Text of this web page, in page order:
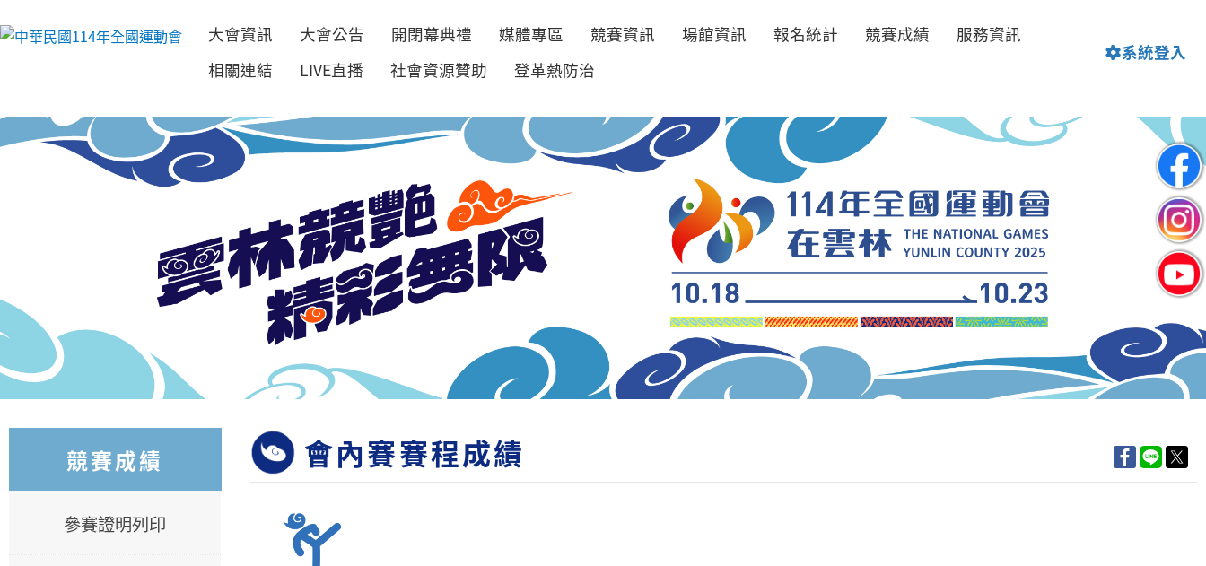
跳到主要內容
大會資訊 大會公告 開閉幕典禮 媒體專區 競賽資訊 場館資訊 報名統計 競賽成績
服務資訊
相關連結
LIVE直播 社會資源贊助 登革熱防治
系統登入
競賽成績
參賽證明列印
會內賽賽程成績